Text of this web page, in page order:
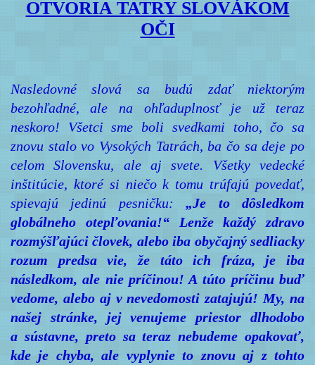
OTVORIA TATRY SLOVÁKOM
OČI
Nasledovné slová sa budú zdať niektorým
bezohľadné, ale na ohľaduplnosť je už teraz
neskoro! Všetci sme boli svedkami toho, čo sa
znovu stalo vo Vysokých Tatrách, ba čo sa deje po
celom Slovensku, ale aj svete. Všetky vedecké
inštitúcie, ktoré si niečo k tomu trúfajú povedať,
spievajú jedinú pesničku:„Je to dôsledkom
globálneho otepľovania!“ Lenže každý zdravo
rozmýšľajúci človek, alebo iba obyčajný sedliacky
rozum predsa vie, že táto ich fráza, je iba
následkom, ale nie príčinou! A túto príčinu buď
vedome, alebo aj v nevedomosti zatajujú! My, na
našej stránke, jej venujeme priestor dlhodobo
a sústavne, preto sa teraz nebudeme opakovať,
kde je chyba, ale vyplynie to znovu aj z tohto